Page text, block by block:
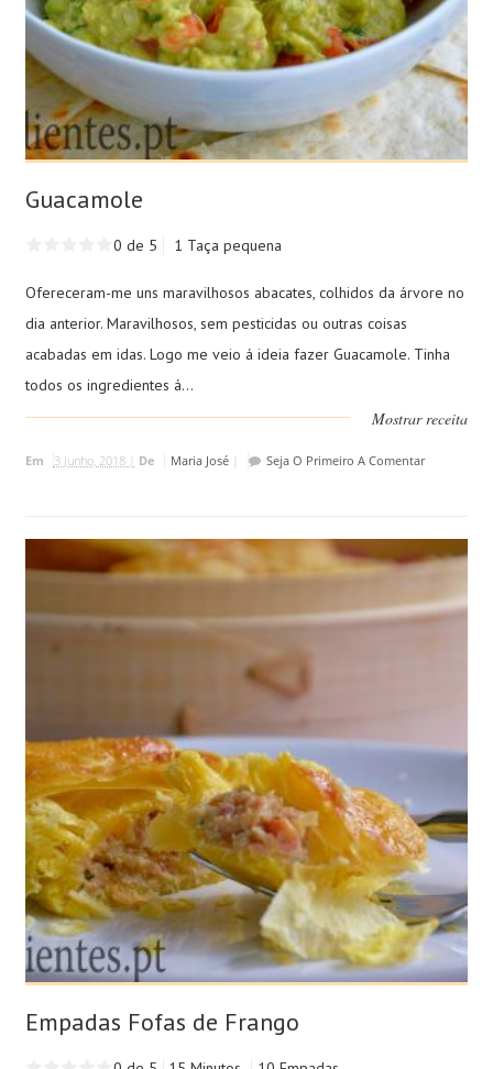
Guacamole
0 de 5 1 Taça pequena
Ofereceram-me uns maravilhosos abacates, colhidos da árvore no
dia anterior. Maravilhosos, sem pesticidas ou outras coisas
acabadas em idas. Logo me veio á ideia fazer Guacamole. Tinha
todos os ingredientes á...
Mostrar receita
Em 3 Junho, 2018 | De Maria José| Seja O Primeiro A Comentar
Empadas Fofas de Frango